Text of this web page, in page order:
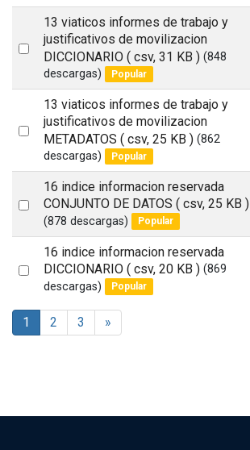
item
Select
item
13 viaticos informes de trabajo y
justificativos de movilizacion
DICCIONARIO ( csv, 31 KB ) (848
descargas)
Popular
Select
item
13 viaticos informes de trabajo y
justificativos de movilizacion
METADATOS ( csv, 25 KB ) (862
descargas)
Popular
Select
16 indice informacion reservada
CONJUNTO DE DATOS ( csv, 25 KB )
(878 descargas) Popular
Select
item
16 indice informacion reservada
DICCIONARIO ( csv, 20 KB ) (869
descargas)
Popular
1 2 3 »